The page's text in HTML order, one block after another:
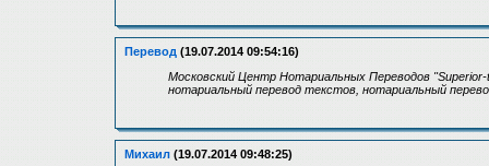
Перевод (19.07.2014 09:54:16)
Московский Центр Нотариальных Переводов
нотариальный перевод текстов, нотариальный
Михаил (19.07.2014 09:48:25)